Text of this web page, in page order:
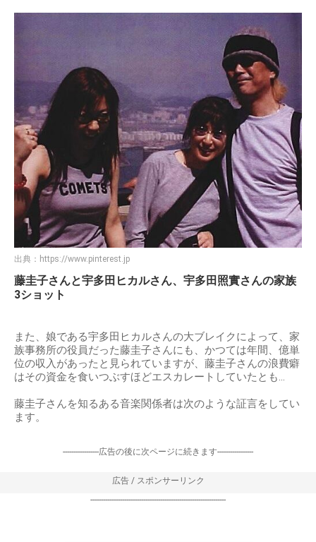
出典： https://www.pinterest.jp
藤圭子さんと宇多田ヒカルさん、宇多田照實さんの家族
3ショット
また、娘である宇多田ヒカルさんの大ブレイクによって、家
族事務所の役員だった藤圭子さんにも、かつては年間、億単
位の収入があったと見られていますが、藤圭子さんの浪費癖
はその資金を食いつぶすほどエスカレートしていたとも…
藤圭子さんを知るある音楽関係者は次のような証言をしてい
ます。
-----------------広告の後に次ページに続きます-----------------
広告 / スポンサーリンク
----------------------------------------------------------------